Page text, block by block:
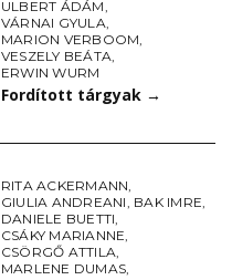
ULBERT ÁDÁM,
VÁRNAI GYULA,
MARION VERBOOM,
VESZELY BEÁTA,
ERWIN WURM
Fordított tárgyak →
RITA ACKERMANN,
GIULIA ANDREANI, BAK IMRE,
DANIELE BUETTI,
CSÁKY MARIANNE,
CSÖRGŐ ATTILA,
MARLENE DUMAS,